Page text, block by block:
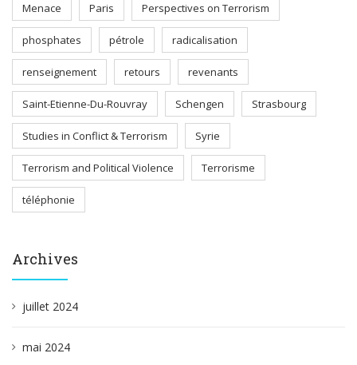
Menace Paris Perspectives on Terrorism
phosphates pétrole radicalisation
renseignement retours revenants
Saint-Etienne-Du-Rouvray Schengen Strasbourg
Studies in Conflict & Terrorism Syrie
Terrorism and Political Violence Terrorisme
téléphonie
Archives
juillet 2024
mai 2024